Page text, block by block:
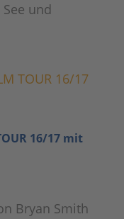
und
16/17 mit
Bryan Smith